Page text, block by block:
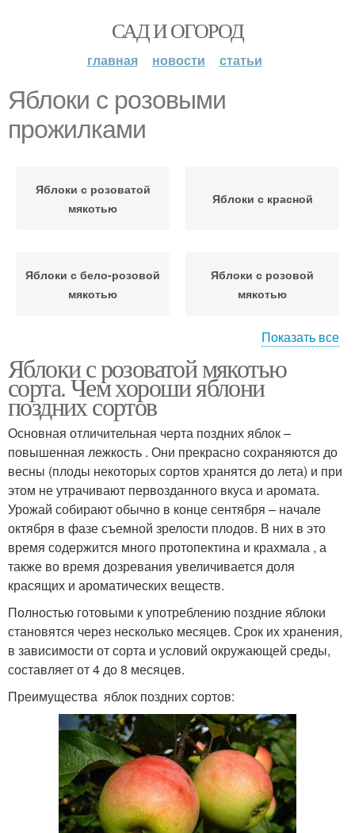
САД И ОГОРОД
главная новости статьи
Яблоки с розовыми
прожилками
Яблоки с розоватой
мякотью
Яблоки с красной
Яблоки с бело-розовой
мякотью
Яблоки с розовой
мякотью
Розовый жемчуг Яблоко с красными
Яблоки на
дегустационном
марафоне
Розовый налив
Яблоки с сюрпризом
Показать все
Яблоки с розоватой мякотью
сорта. Чем хороши яблони
поздних сортов
Основная отличительная черта поздних яблок –
повышенная лежкость . Они прекрасно сохраняются до
весны (плоды некоторых сортов хранятся до лета) и при
этом не утрачивают первозданного вкуса и аромата.
Урожай собирают обычно в конце сентября – начале
октября в фазе съемной зрелости плодов. В них в это
время содержится много протопектина и крахмала , а
также во время дозревания увеличивается доля
красящих и ароматических веществ.
Полностью готовыми к употреблению поздние яблоки
становятся через несколько месяцев. Срок их хранения,
в зависимости от сорта и условий окружающей среды,
составляет от 4 до 8 месяцев.
Преимущества яблок поздних сортов: